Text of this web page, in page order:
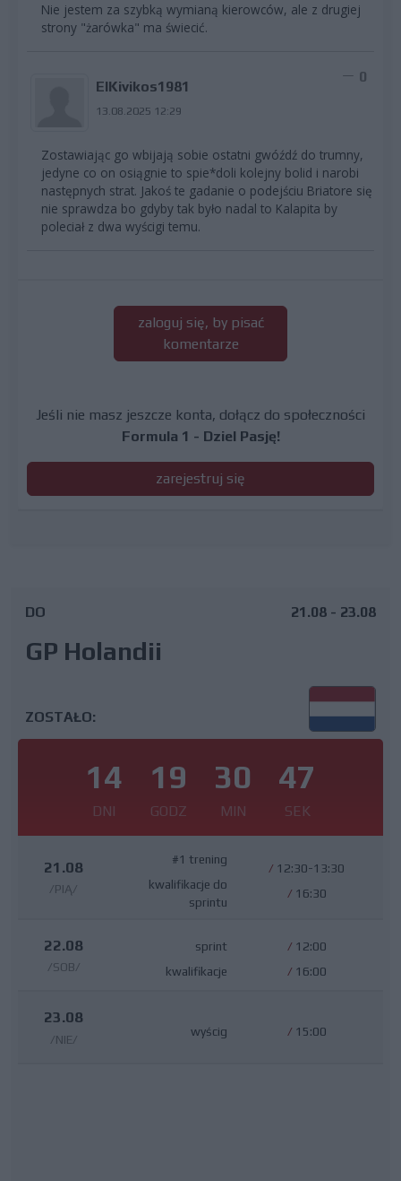
Nie jestem za szybką wymianą kierowców, ale z drugiej
strony "żarówka" ma świecić.
ElKivikos1981
13.08.2025 12:29
0
Zostawiając go wbijają sobie ostatni gwóźdź do trumny,
jedyne co on osiągnie to spie*doli kolejny bolid i narobi
następnych strat. Jakoś te gadanie o podejściu Briatore się
nie sprawdza bo gdyby tak było nadal to Kalapita by
poleciał z dwa wyścigi temu.
zaloguj się, by pisać
komentarze
Jeśli nie masz jeszcze konta, dołącz do społeczności
Formula 1 - Dziel Pasję!
zarejestruj się
DO
GP Holandii
21.08 - 23.08
ZOSTAŁO:
14
DNI
19
GODZ
30
MIN
46
SEK
21.08
/PIĄ/
#1 trening
kwalifikacje do
sprintu
/ 12:30-13:30
/ 16:30
22.08
/SOB/
sprint
kwalifikacje
/ 12:00
/ 16:00
23.08
/NIE/
wyścig / 15:00